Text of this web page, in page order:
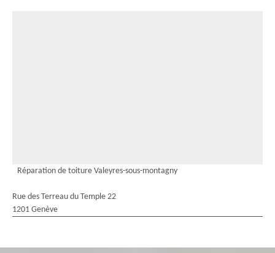
Réparation de toiture Valeyres-sous-montagny
Rue des Terreau du Temple 22
1201 Genève